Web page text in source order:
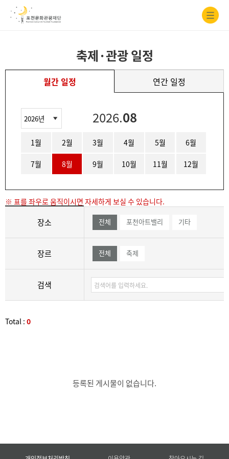
축제·관광 일정
월간 일정 연간 일정
2026.08
1월 2월 3월 4월 5월 6월
7월 8월 9월 10월 11월 12월
장소 전체 포천아트밸리 기타
장르 전체 축제
검색
Total : 0
등록된 게시물이 없습니다.